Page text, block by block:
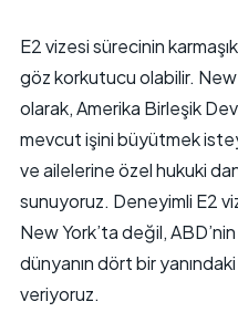
E2 vizesi sürecinin
göz korkutucu olabilir.
olarak, Amerika Birleşik
mevcut işini büyütmek
ve ailelerine özel hukuki
sunuyoruz. Deneyimli E2
New York’ta değil,
dünyanın dört bir
veriyoruz.